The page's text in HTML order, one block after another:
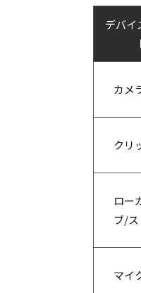
デバイ
カメ
クリ
ロー
ブ/
マイ